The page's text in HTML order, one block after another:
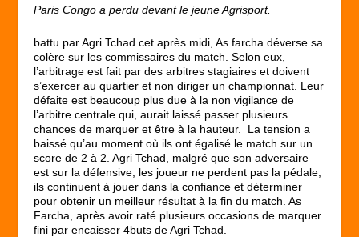
Paris Congo a perdu devant le jeune Agrisport.
battu par Agri Tchad cet après midi, As farcha déverse sa
colère sur les commissaires du match. Selon eux,
l’arbitrage est fait par des arbitres stagiaires et doivent
s’exercer au quartier et non diriger un championnat. Leur
défaite est beaucoup plus due à la non vigilance de
l’arbitre centrale qui, aurait laissé passer plusieurs
chances de marquer et être à la hauteur. La tension a
baissé qu’au moment où ils ont égalisé le match sur un
score de 2 à 2. Agri Tchad, malgré que son adversaire
est sur la défensive, les joueur ne perdent pas la pédale,
ils continuent à jouer dans la confiance et déterminer
pour obtenir un meilleur résultat à la fin du match. As
Farcha, après avoir raté plusieurs occasions de marquer
fini par encaisser 4buts de Agri Tchad.